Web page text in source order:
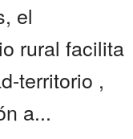
el
rural facilita
territorio ,
a...